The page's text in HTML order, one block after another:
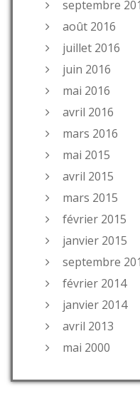
septembre
août 2016
juillet 2016
juin 2016
mai 2016
avril 2016
mars 2016
mai 2015
avril 2015
mars 2015
février 2015
janvier 2015
septembre
février 2014
janvier 2014
avril 2013
mai 2000